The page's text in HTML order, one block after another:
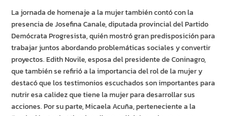
La jornada de homenaje a la mujer también contó con la
presencia de Josefina Canale, diputada provincial del Partido
Demócrata Progresista, quién mostró gran predisposición para
trabajar juntos abordando problemáticas sociales y convertir
proyectos. Edith Novile, esposa del presidente de Coninagro,
que también se refirió a la importancia del rol de la mujer y
destacó que los testimonios escuchados son importantes para
nutrir esa calidez que tiene la mujer para desarrollar sus
acciones. Por su parte, Micaela Acuña, perteneciente a la